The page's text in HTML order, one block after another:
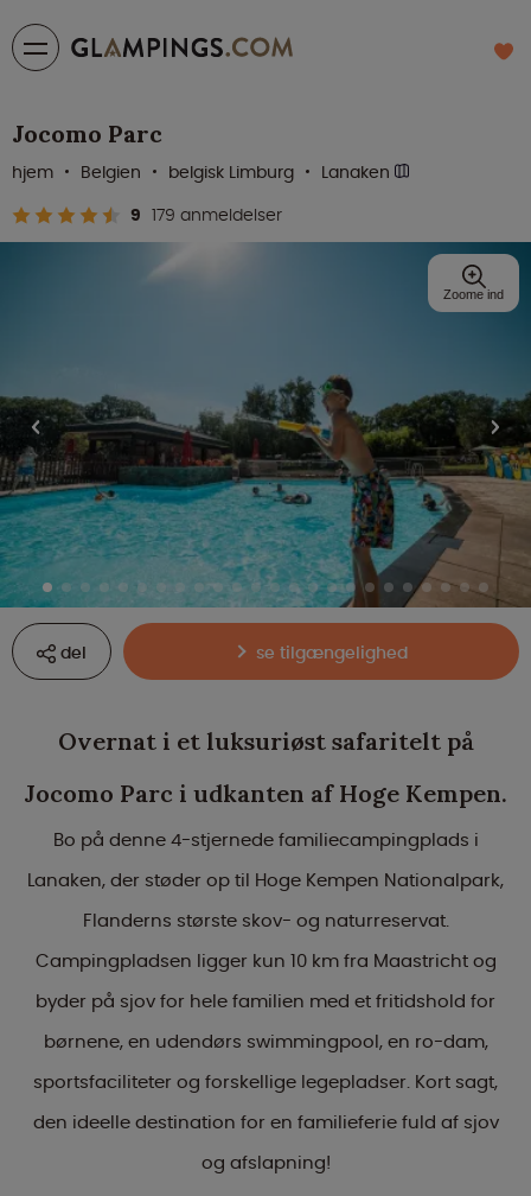
Jocomo Parc
9 179 anmeldelser
hjem Belgien belgisk Limburg Lanaken
del se tilgængelighed
Zoome ind
Overnat i et luksuriøst safaritelt på
Jocomo Parc i udkanten af Hoge Kempen.
Bo på denne 4-stjernede familiecampingplads i
Lanaken, der støder op til Hoge Kempen Nationalpark,
Flanderns største skov- og naturreservat.
Campingpladsen ligger kun 10 km fra Maastricht og
byder på sjov for hele familien med et fritidshold for
børnene, en udendørs swimmingpool, en ro-dam,
sportsfaciliteter og forskellige legepladser. Kort sagt,
den ideelle destination for en familieferie fuld af sjov
og afslapning!